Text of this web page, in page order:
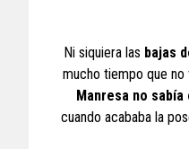
Ni siquiera las bajas
mucho tiempo que
Manresa no
cuando acababa la